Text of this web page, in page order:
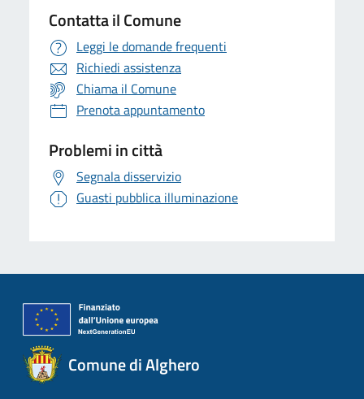
Contatta il Comune
Leggi le domande frequenti
Richiedi assistenza
Chiama il Comune
Prenota appuntamento
Problemi in città
Segnala disservizio
Guasti pubblica illuminazione
Comune di Alghero